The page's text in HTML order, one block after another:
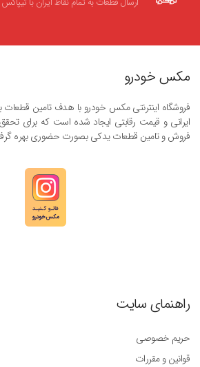
مکس خودرو
فروشگاه اینترنتی مکس خودرو با هدف تامین
فروش و تامین قطعات یدکی بصورت حضوری بهره
راهنمای سایت
حریم خصوصی
قوانین و مقررات